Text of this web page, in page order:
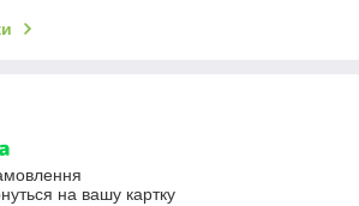
на вашу картку